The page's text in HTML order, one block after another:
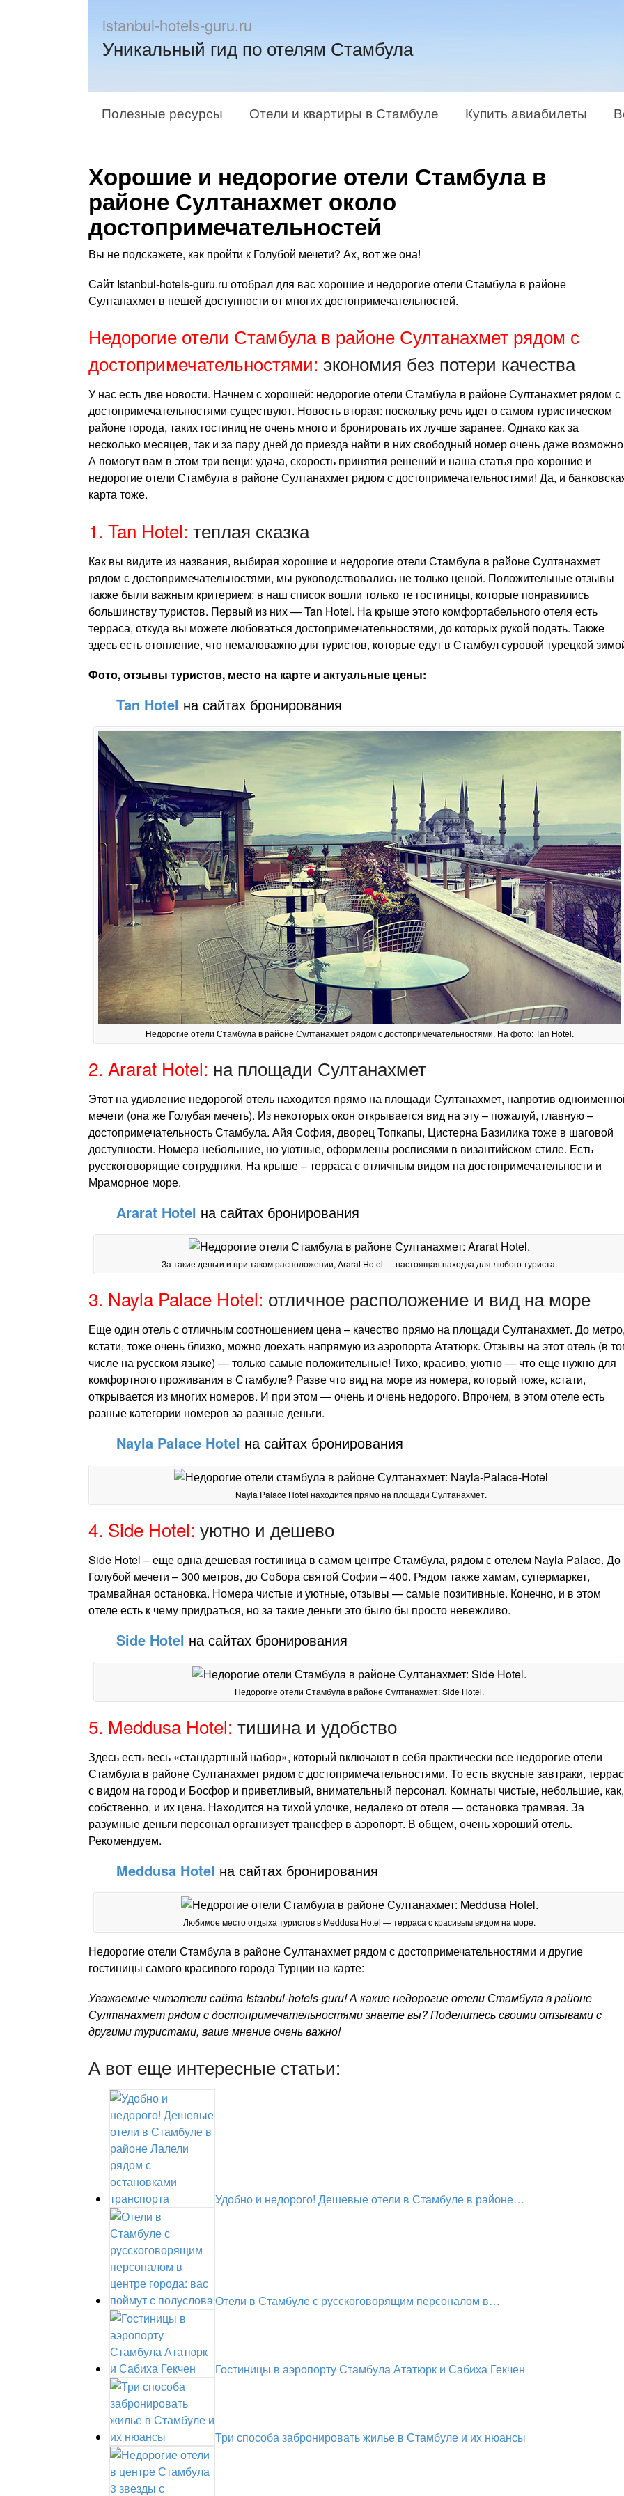
istanbul-hotels-guru.ru
Уникальный гид по отелям Стамбула
Полезные ресурсы Отели и квартиры в Стамбуле Купить авиабилеты
Хорошие и недорогие отели Стамбула в
районе Султанахмет около
достопримечательностей
Вы не подскажете, как пройти к Голубой мечети? Ах, вот же она!
Сайт Istanbul-hotels-guru.ru отобрал для вас хорошие и недорогие отели Стамбула в районе
Султанахмет в пешей доступности от многих достопримечательностей.
Недорогие отели Стамбула в районе Султанахмет рядом с
достопримечательностями: экономия без потери качества
У нас есть две новости. Начнем с хорошей: недорогие отели Стамбула в районе Султанахмет рядом с
достопримечательностями существуют. Новость вторая: поскольку речь идет о самом туристическом
районе города, таких гостиниц не очень много и бронировать их лучше заранее. Однако как за
несколько месяцев, так и за пару дней до приезда найти в них свободный номер очень даже
А помогут вам в этом три вещи: удача, скорость принятия решений и наша статья про хорошие и
недорогие отели Стамбула в районе Султанахмет рядом с достопримечательностями! Да, и
карта тоже.
1. Tan Hotel: теплая сказка
Как вы видите из названия, выбирая хорошие и недорогие отели Стамбула в районе Султанахмет
рядом с достопримечательностями, мы руководствовались не только ценой. Положительные отзывы
также были важным критерием: в наш список вошли только те гостиницы, которые понравились
большинству туристов. Первый из них — Tan Hotel. На крыше этого комфортабельного отеля есть
терраса, откуда вы можете любоваться достопримечательностями, до которых рукой подать. Также
здесь есть отопление, что немаловажно для туристов, которые едут в Стамбул суровой турецкой
Фото, отзывы туристов, место на карте и актуальные цены:
Tan Hotel на сайтах бронирования
Недорогие отели Стамбула в районе Султанахмет рядом с достопримечательностями. На фото: Tan Hotel.
2. Ararat Hotel: на площади Султанахмет
Этот на удивление недорогой отель находится прямо на площади Султанахмет, напротив
мечети (она же Голубая мечеть). Из некоторых окон открывается вид на эту – пожалуй, главную –
достопримечательность Стамбула. Айя София, дворец Топкапы, Цистерна Базилика тоже в шаговой
доступности. Номера небольшие, но уютные, оформлены росписями в византийском стиле. Есть
русскоговорящие сотрудники. На крыше – терраса с отличным видом на достопримечательности и
Мраморное море.
Ararat Hotel на сайтах бронирования
За такие деньги и при таком расположении, Ararat Hotel — настоящая находка для любого туриста.
3. Nayla Palace Hotel: отличное расположение и вид на море
Еще один отель с отличным соотношением цена – качество прямо на площади Султанахмет. До
кстати, тоже очень близко, можно доехать напрямую из аэропорта Ататюрк. Отзывы на этот отель (в
числе на русском языке) — только самые положительные! Тихо, красиво, уютно — что еще нужно для
комфортного проживания в Стамбуле? Разве что вид на море из номера, который тоже, кстати,
открывается из многих номеров. И при этом — очень и очень недорого. Впрочем, в этом отеле есть
разные категории номеров за разные деньги.
Nayla Palace Hotel на сайтах бронирования
Nayla Palace Hotel находится прямо на площади Султанахмет.
4. Side Hotel: уютно и дешево
Side Hotel – еще одна дешевая гостиница в самом центре Стамбула, рядом с отелем Nayla Palace. До
Голубой мечети – 300 метров, до Собора святой Софии – 400. Рядом также хамам, супермаркет,
трамвайная остановка. Номера чистые и уютные, отзывы — самые позитивные. Конечно, и в этом
отеле есть к чему придраться, но за такие деньги это было бы просто невежливо.
Side Hotel на сайтах бронирования
Недорогие отели Стамбула в районе Султанахмет: Side Hotel.
5. Meddusa Hotel: тишина и удобство
Здесь есть весь «стандартный набор», который включают в себя практически все недорогие отели
Стамбула в районе Султанахмет рядом с достопримечательностями. То есть вкусные завтраки,
с видом на город и Босфор и приветливый, внимательный персонал. Комнаты чистые, небольшие, как,
собственно, и их цена. Находится на тихой улочке, недалеко от отеля — остановка трамвая. За
разумные деньги персонал организует трансфер в аэропорт. В общем, очень хороший отель.
Рекомендуем.
Meddusa Hotel на сайтах бронирования
Любимое место отдыха туристов в Meddusa Hotel — терраса с красивым видом на море.
Недорогие отели Стамбула в районе Султанахмет рядом с достопримечательностями и другие
гостиницы самого красивого города Турции на карте:
Уважаемые читатели сайта Istanbul-hotels-guru! А какие недорогие отели Стамбула в районе
Султанахмет рядом с достопримечательностями знаете вы? Поделитесь своими отзывами с
другими туристами, ваше мнение очень важно!
А вот еще интересные статьи:
Удобно и недорого! Дешевые отели в Стамбуле в районе…
Отели в Стамбуле с русскоговорящим персоналом в…
Гостиницы в аэропорту Стамбула Ататюрк и Сабиха Гекчен
Три способа забронировать жилье в Стамбуле и их нюансы